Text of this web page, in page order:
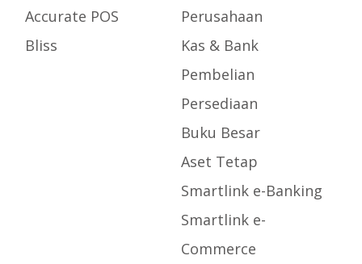
Accurate POS
Bliss
Perusahaan
Kas & Bank
Pembelian
Persediaan
Buku Besar
Aset Tetap
Smartlink e-Banking
Smartlink e-
Commerce